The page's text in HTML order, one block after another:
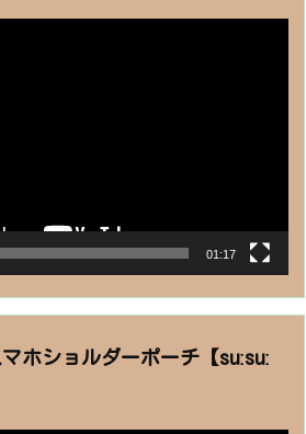
01:17
ホショルダーポーチ【suːsuː